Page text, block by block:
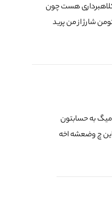
کلاهبرداری هست چون
به حسابتون
چ وضعشه اخه